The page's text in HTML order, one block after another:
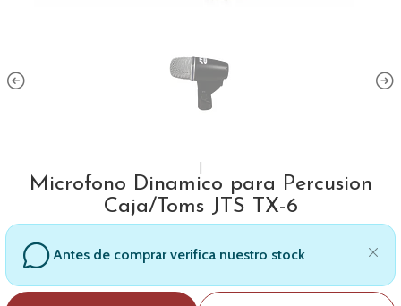
Microfono Dinamico para Percusion
Caja/Toms JTS TX-6
Antes de comprar verifica nuestro stock